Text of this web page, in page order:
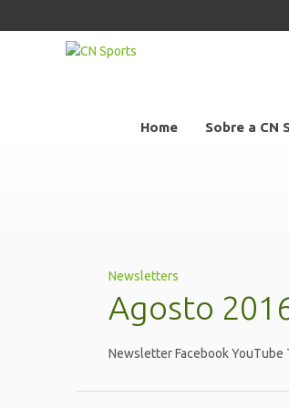
Home Sobre a CN
Newsletters
Agosto
Newsletter Facebook YouTube
Julho 2016